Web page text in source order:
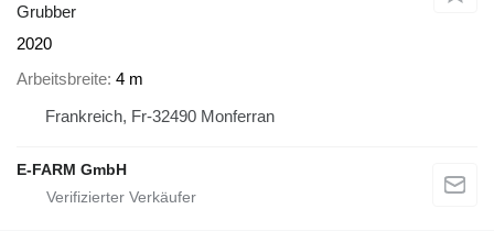
Grubber
2020
Arbeitsbreite 4 m
Frankreich, Fr-32490 Monferran
E-FARM GmbH